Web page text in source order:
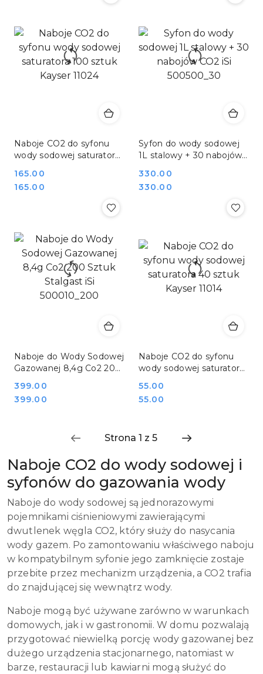
Naboje CO2 do syfonu
wody sodowej saturatora
Cena:
165.00
Cena:
165.00
Syfon do wody sodowej
1L stalowy + 30 nabojów
Cena:
330.00
Cena:
330.00
Naboje do Wody Sodowej
Gazowanej 8,4g Co2 200
500010_200
Cena:
399.00
Cena:
399.00
Naboje CO2 do syfonu
wody sodowej saturatora
Cena:
55.00
Cena:
55.00
Naboje CO2 do wody sodowej i
syfonów do gazowania wody
Naboje do wody sodowej są jednorazowymi
pojemnikami ciśnieniowymi zawierającymi
dwutlenek węgla CO2, który służy do nasycania
wody gazem. Po zamontowaniu właściwego naboju
w kompatybilnym syfonie jego zamknięcie zostaje
przebite przez mechanizm urządzenia, a CO2 trafia
do znajdującej się wewnątrz wody.
Naboje mogą być używane zarówno w warunkach
domowych, jak i w gastronomii. W domu pozwalają
przygotować niewielką porcję wody gazowanej bez
dużego urządzenia stacjonarnego, natomiast w
barze, restauracji lub kawiarni mogą służyć do